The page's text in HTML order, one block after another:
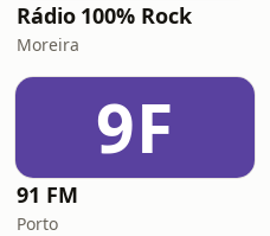
Rádio 100% Rock
Moreira
9F
91 FM
Porto